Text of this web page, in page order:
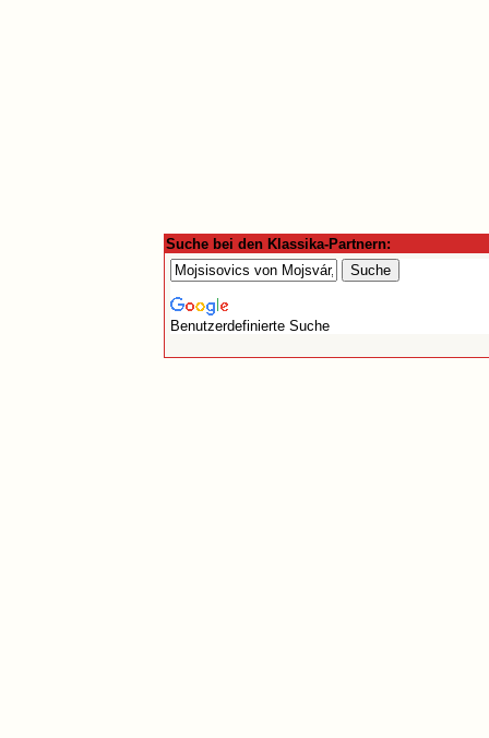
Suche bei den Klassika-Partnern:
Benutzerdefinierte Suche